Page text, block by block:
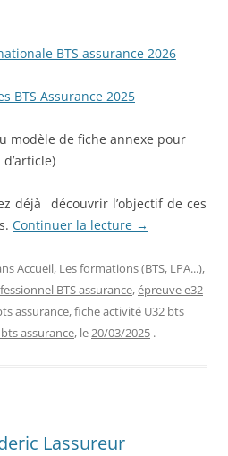
BTS assurance 2026
BTS Assurance 2025
modèle de fiche annexe pour
déjà découvrir l’objectif de ces
Continuer la lecture →
Accueil, Les formations (BTS, LPA...),
BTS assurance,épreuve e32
assurance,fiche activité U32 bts
assurance, le20/03/2025 .
Lassureur